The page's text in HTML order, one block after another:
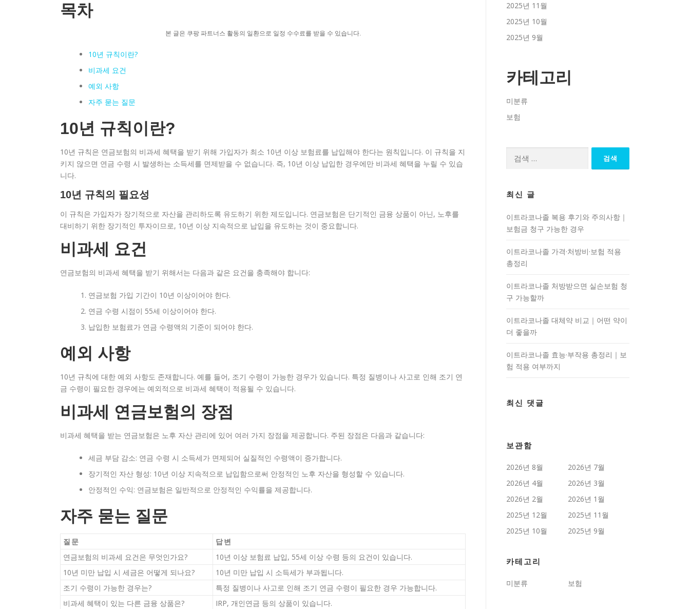
목차
본 글은 쿠팡 파트너스 활동의 일환으로 일정 수수료를 받을 수 있습니다.
10년 규칙이란?
비과세 요건
예외 사항
자주 묻는 질문
10년 규칙이란?
10년 규칙은 연금보험의 비과세 혜택을 받기 위해 가입자가 최소 10년 이상 보험료를 납입해야 한다는 원칙입니다. 이 규칙을 지
키지 않으면 연금 수령 시 발생하는 소득세를 면제받을 수 없습니다. 즉, 10년 이상 납입한 경우에만 비과세 혜택을 누릴 수 있습
니다.
10년 규칙의 필요성
이 규칙은 가입자가 장기적으로 자산을 관리하도록 유도하기 위한 제도입니다. 연금보험은 단기적인 금융 상품이 아닌, 노후를
대비하기 위한 장기적인 투자이므로, 10년 이상 지속적으로 납입을 유도하는 것이 중요합니다.
비과세 요건
연금보험의 비과세 혜택을 받기 위해서는 다음과 같은 요건을 충족해야 합니다:
연금보험 가입 기간이 10년 이상이어야 한다.
연금 수령 시점이 55세 이상이어야 한다.
납입한 보험료가 연금 수령액의 기준이 되어야 한다.
예외 사항
10년 규칙에 대한 예외 사항도 존재합니다. 예를 들어, 조기 수령이 가능한 경우가 있습니다. 특정 질병이나 사고로 인해 조기 연
금 수령이 필요한 경우에는 예외적으로 비과세 혜택이 적용될 수 있습니다.
비과세 연금보험의 장점
비과세 혜택을 받는 연금보험은 노후 자산 관리에 있어 여러 가지 장점을 제공합니다. 주된 장점은 다음과 같습니다:
세금 부담 감소: 연금 수령 시 소득세가 면제되어 실질적인 수령액이 증가합니다.
장기적인 자산 형성: 10년 이상 지속적으로 납입함으로써 안정적인 노후 자산을 형성할 수 있습니다.
안정적인 수익: 연금보험은 일반적으로 안정적인 수익률을 제공합니다.
자주 묻는 질문
질문
답변
연금보험의 비과세 요건은 무엇인가요?
10년 이상 보험료 납입, 55세 이상 수령 등의 요건이 있습니다.
10년 미만 납입 시 세금은 어떻게 되나요?
10년 미만 납입 시 소득세가 부과됩니다.
조기 수령이 가능한 경우는?
특정 질병이나 사고로 인해 조기 연금 수령이 필요한 경우 가능합니다.
비과세 혜택이 있는 다른 금융 상품은?
IRP, 개인연금 등의 상품이 있습니다.
2025년 11월
2025년 10월
2025년 9월
카테고리
미분류
보험
최신 글
이트라코나졸 복용 후기와 주의사항｜
보험금 청구 가능한 경우
이트라코나졸 가격·처방비·보험 적용
총정리
이트라코나졸 처방받으면 실손보험 청
구 가능할까
이트라코나졸 대체약 비교｜어떤 약이
더 좋을까
이트라코나졸 효능·부작용 총정리｜보
험 적용 여부까지
최신 댓글
보관함
2026년 8월
2026년 7월
2026년 4월
2026년 3월
2026년 2월
2026년 1월
2025년 12월
2025년 11월
2025년 10월
2025년 9월
카테고리
미분류 보험